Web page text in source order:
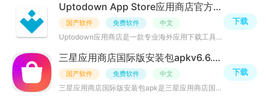
Uptodown App Store应用商店官方最新版v7.36 安卓版
国产软件 免费软件 中文
Uptodown应用商店是一款专业海外应用下载工具，平台汇聚海量海外安卓软件与游戏，支持APK离线下载、软件一键
下载
三星应用商店国际版安装包apkv6.6.16.2安卓中文版
国产软件 免费软件 中文
三星应用商店国际版安装包apk是三星应用商店国际版本客户端APP，内置海量热门应用、游戏资源，涵盖了三星推
下载